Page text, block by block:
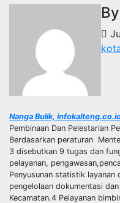
By
Nanga Bulik,
Pembinaan Dan Pelestarian
Berdasarkan peraturan
3 disebutkan 9 tugas dan
pelayanan,
Penyusunan statistik
pengelolaan dokumentasi
Kecamatan.4 Pelayanan